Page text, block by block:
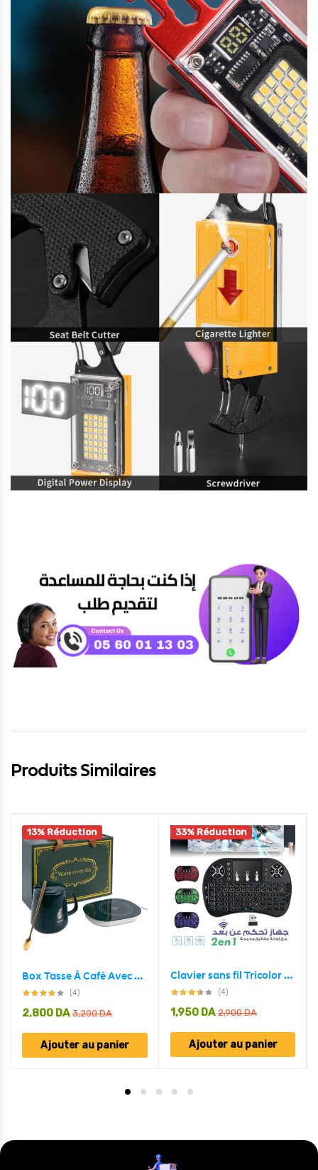
Produits Similaires
13% Réduction
Box Tasse À Café Avec Support Chauffant Électrique
(4)
3,200DA
2,800 DA
Ajouter au panier
33% Réduction
Clavier sans fil Tricolor rétroéclairé USB multimédia contrôle
(4)
2,900DA
1,950 DA
Ajouter au panier